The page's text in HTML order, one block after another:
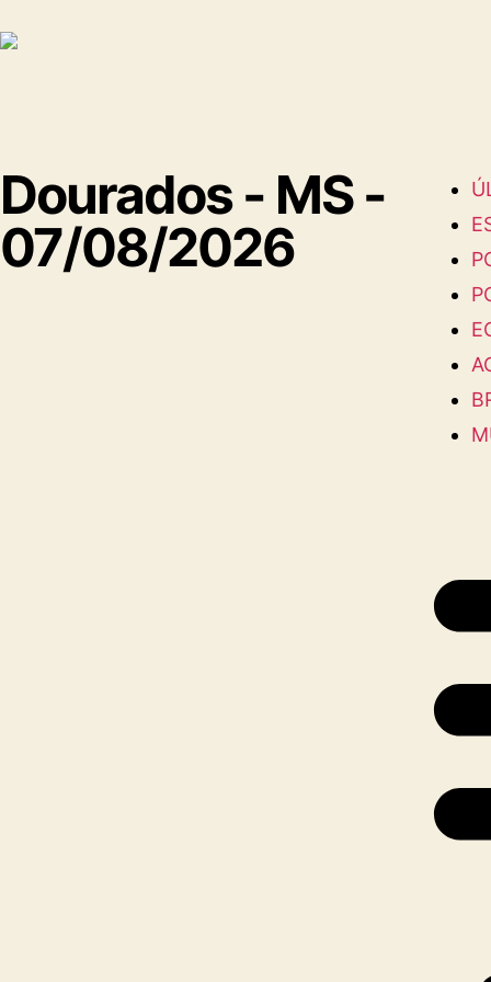
Dourados - MS -
07/08/2026